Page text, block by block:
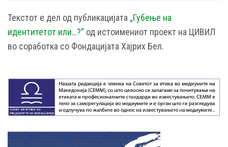
Текстот е дел од публикацијата „Губење на
идентитетот или…?“ од истоимениот проект на ЦИВИЛ
во соработка со Фондацијата Хајрих Бел.